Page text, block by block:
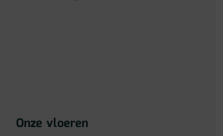
Onze vloeren